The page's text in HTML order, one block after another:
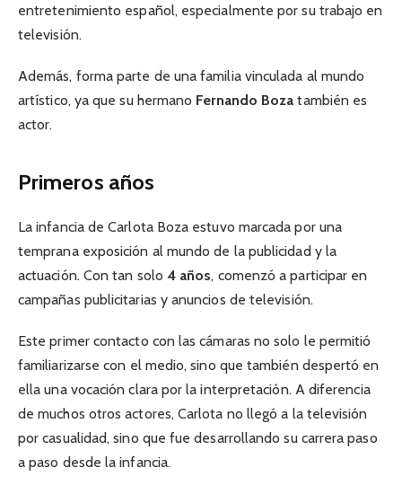
entretenimiento español, especialmente por su trabajo en
televisión.
Además, forma parte de una familia vinculada al mundo
artístico, ya que su hermano Fernando Boza también es
actor.
Primeros años
La infancia de Carlota Boza estuvo marcada por una
temprana exposición al mundo de la publicidad y la
actuación. Con tan solo 4 años, comenzó a participar en
campañas publicitarias y anuncios de televisión.
Este primer contacto con las cámaras no solo le permitió
familiarizarse con el medio, sino que también despertó en
ella una vocación clara por la interpretación. A diferencia
de muchos otros actores, Carlota no llegó a la televisión
por casualidad, sino que fue desarrollando su carrera paso
a paso desde la infancia.